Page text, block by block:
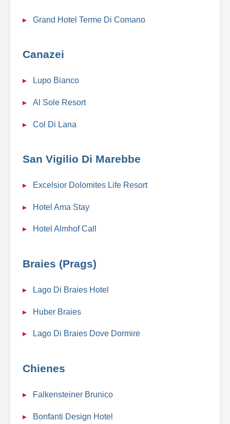
Grand Hotel Terme Di Comano
Canazei
Lupo Bianco
Al Sole Resort
Col Di Lana
San Vigilio Di Marebbe
Excelsior Dolomites Life Resort
Hotel Ama Stay
Hotel Almhof Call
Braies (Prags)
Lago Di Braies Hotel
Huber Braies
Lago Di Braies Dove Dormire
Chienes
Falkensteiner Brunico
Bonfanti Design Hotel